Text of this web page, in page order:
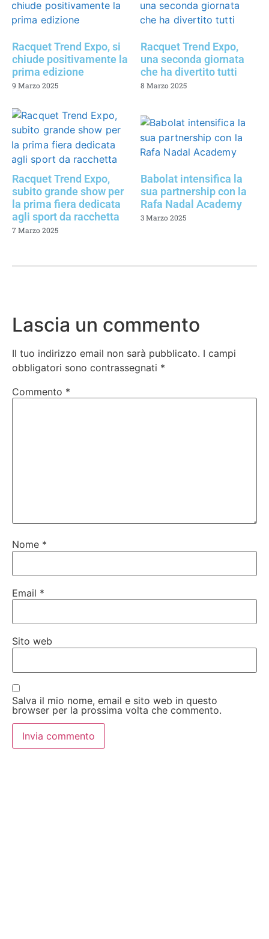
Racquet Trend Expo, si
chiude positivamente la
prima edizione
9 Marzo 2025
Racquet Trend Expo,
una seconda giornata
che ha divertito tutti
8 Marzo 2025
Racquet Trend Expo,
subito grande show per
la prima fiera dedicata
agli sport da racchetta
7 Marzo 2025
Babolat intensifica la
sua partnership con la
Rafa Nadal Academy
3 Marzo 2025
Lascia un commento
Il tuo indirizzo email non sarà pubblicato. I campi
obbligatori sono contrassegnati *
Commento *
Nome *
Email *
Sito web
Salva il mio nome, email e sito web in questo
browser per la prossima volta che commento.